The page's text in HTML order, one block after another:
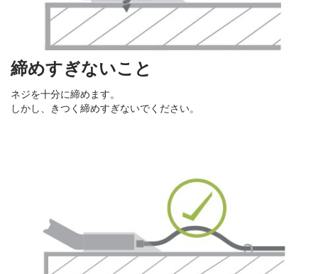
締めすぎないこと
ネジを十分に締めます。
しかし、きつく締めすぎないでください。